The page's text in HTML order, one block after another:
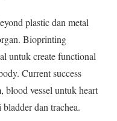
plastic dan metal
Bioprinting
untuk create functional
Current success
vessel untuk heart
dan trachea.